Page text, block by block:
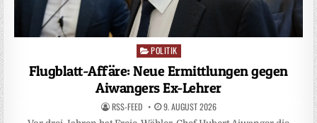
Posted
in
POLITIK
Flugblatt-Affäre: Neue Ermittlungen gegen
Aiwangers Ex-Lehrer
RSS-FEED 9. AUGUST 2026